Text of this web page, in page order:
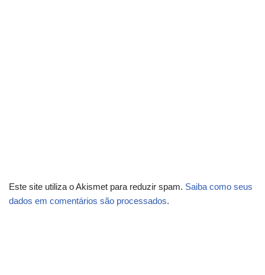
Este site utiliza o Akismet para reduzir spam. Saiba como seus
dados em comentários são processados.